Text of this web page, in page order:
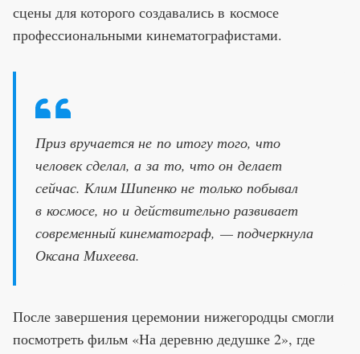
сцены для которого создавались в космосе
профессиональными кинематографистами.
Приз вручается не по итогу того, что
человек сделал, а за то, что он делает
сейчас. Клим Шипенко не только побывал
в космосе, но и действительно развивает
современный кинематограф, — подчеркнула
Оксана Михеева.
После завершения церемонии нижегородцы смогли
посмотреть фильм «На деревню дедушке 2», где